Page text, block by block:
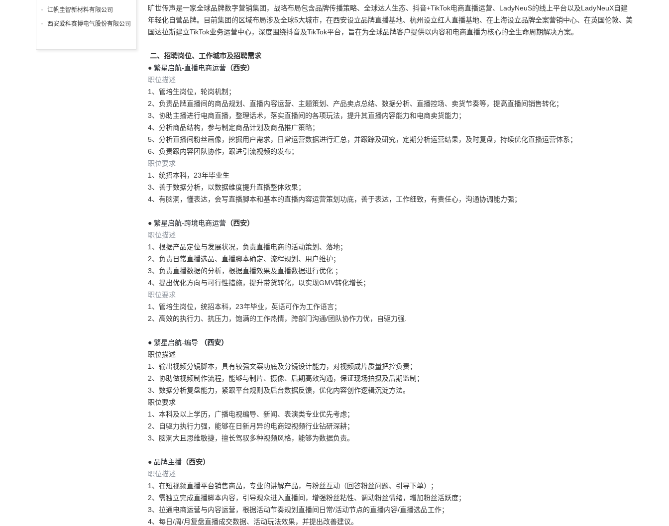
旷世传声是一家全球品牌数字营销集团，战略布局包含品牌传播策略、全球达人生态、抖音+TikTok电商直播运营、LadyNeuS的线上平台以及LadyNeuX自建
年轻化自营品牌。目前集团的区域布局涉及全球5大城市，在西安设立品牌直播基地、杭州设立红人直播基地、在上海设立品牌全案营销中心、在英国伦敦、美
国达拉斯建立TikTok业务运营中心，深度围绕抖音及TikTok平台，旨在为全球品牌客户提供以内容和电商直播为核心的全生命周期解决方案。
二、招聘岗位、工作城市及招聘需求
● 繁星启航-直播电商运营 （西安）
职位描述
1、管培生岗位，轮岗机制；
2、负责品牌直播间的商品规划、直播内容运营、主题策划、产品卖点总结、数据分析、直播控场、卖货节奏等，提高直播间销售转化；
3、协助主播进行电商直播，整理话术，落实直播间的各项玩法，提升其直播内容能力和电商卖货能力；
4、分析商品结构，参与制定商品计划及商品推广策略；
5、分析直播间粉丝画像，挖掘用户需求，日常运营数据进行汇总，并跟踪及研究，定期分析运营结果，及时复盘，持续优化直播运营体系；
6、负责跟内容团队协作，跟进引流视频的发布；
职位要求
1、统招本科，23年毕业生
3、善于数据分析，以数据维度提升直播整体效果；
4、有脑洞，懂表达，会写直播脚本和基本的直播内容运营策划功底，善于表达，工作细致，有责任心，沟通协调能力强；
● 繁星启航-跨境电商运营 （西安）
职位描述
1、根据产品定位与发展状况，负责直播电商的活动策划、落地；
2、负责日常直播选品、直播脚本确定、流程规划、用户维护；
3、负责直播数据的分析，根据直播效果及直播数据进行优化 ；
4、提出优化方向与可行性措施，提升带货转化，以实现GMV转化增长；
职位要求
1、管培生岗位，统招本科，23年毕业，英语可作为工作语言；
2、高效的执行力、抗压力，饱满的工作热情，跨部门沟通/团队协作力优，自驱力强.
● 繁星启航-编导
（西安）
职位描述
1、输出视频分镜脚本，具有较强文案功底及分镜设计能力，对视频成片质量把控负责；
2、协助做视频制作流程，能够与制片、摄像、后期高效沟通，保证现场拍摄及后期监制；
3、数据分析复盘能力，紧跟平台规则及后台数据反馈，优化内容创作逻辑沉淀方法。
职位要求
1、本科及以上学历，广播电视编导、新闻、表演类专业优先考虑；
2、自驱力执行力强，能够在日新月异的电商短视频行业钻研深耕；
3、脑洞大且思维敏捷，擅长驾驭多种视频风格，能够为数据负责。
● 品牌主播 （西安）
职位描述
1、在短视频直播平台销售商品，专业的讲解产品，与粉丝互动（回答粉丝问题、引导下单）；
2、需独立完成直播脚本内容，引导观众进入直播间，增强粉丝粘性、调动粉丝情绪，增加粉丝活跃度；
3、拉通电商运营与内容运营，根据活动节奏规划直播间日常/活动节点的直播内容/直播选品工作；
4、每日/周/月复盘直播成交数据、活动玩法效果，并提出改善建议。
江帆圭智新材料有限公司
西安爱科赛博电气股份有限公司